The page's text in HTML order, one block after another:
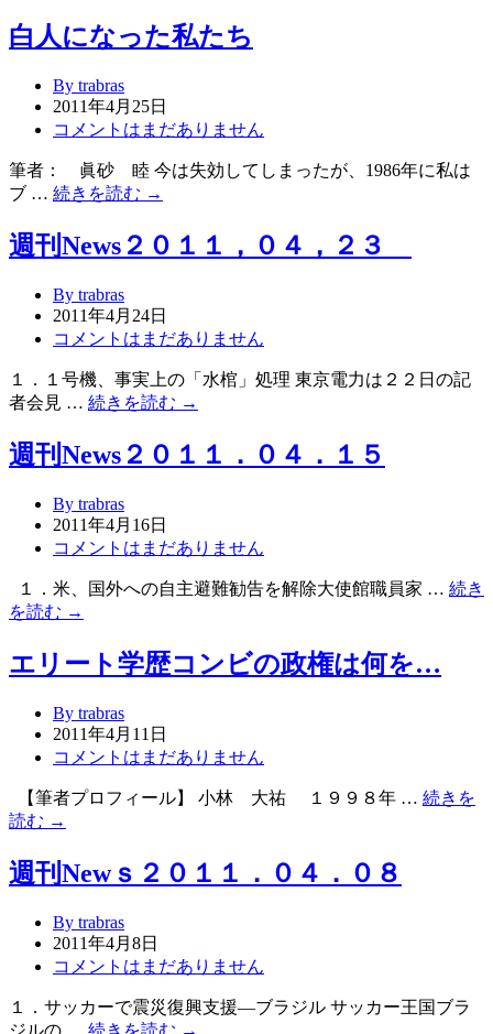
白人になった私たち
By trabras
2011年4月25日
コメントはまだありません
筆者： 眞砂 睦 今は失効してしまったが、1986年に私は
ブ … 続きを読む →
週刊News２０１１，０４，２３
By trabras
2011年4月24日
コメントはまだありません
１．１号機、事実上の「水棺」処理 東京電力は２２日の記
者会見 … 続きを読む →
週刊News２０１１．０４．１５
By trabras
2011年4月16日
コメントはまだありません
１．米、国外への自主避難勧告を解除大使館職員家 … 続き
を読む →
エリート学歴コンビの政権は何を…
By trabras
2011年4月11日
コメントはまだありません
【筆者プロフィール】 小林 大祐 １９９８年 … 続きを
読む →
週刊Newｓ２０１１．０４．０８
By trabras
2011年4月8日
コメントはまだありません
１．サッカーで震災復興支援―ブラジル サッカー王国ブラ
ジルの … 続きを読む →